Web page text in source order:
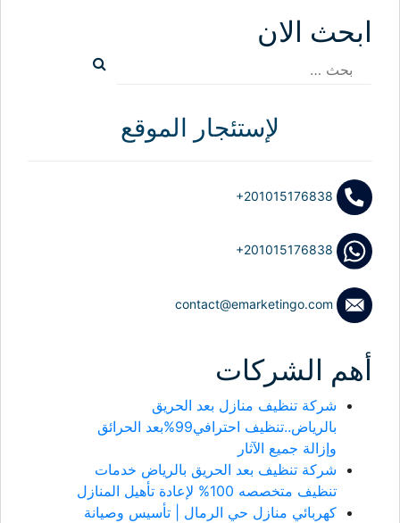
ابحث الان
البحث
لإستئجار الموقع
+201015176838
+201015176838
contact@emarketingo.com
أهم الشركات
شركة تنظيف منازل بعد الحريق
بالرياض..تنظيف احترافي99%بعد الحرائق
وإزالة جميع الآثار
شركة تنظيف بعد الحريق بالرياض خدمات
تنظيف متخصصه 100% لإعادة تأهيل المنازل
كهربائي منازل حي الرمال | تأسيس وصيانة